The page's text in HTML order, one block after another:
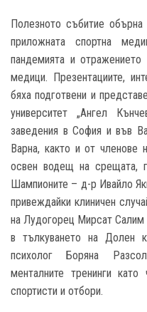
Полезното събитие
приложната спортна
пандемията и отражението
медици. Презентациите,
бяха подготвени и
университет „Ангел
заведения в София и във
Варна, както и от
освен водещ на срещата,
Шампионите – д-р Ивайло
привеждайки клиничен
на Лудогорец Мирсат Салим
в тълкуването на Долен
психолог Боряна
менталните тренинги
спортисти и отбори.